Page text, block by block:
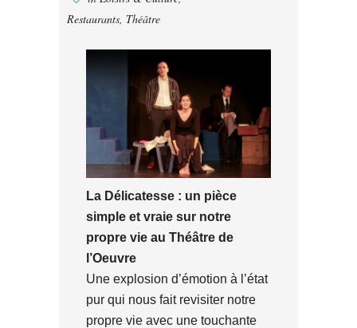
Restaurants, Théâtre
La Délicatesse : un pièce
simple et vraie sur notre
propre vie au Théâtre de
l’Oeuvre
Une explosion d’émotion à l’état
pur qui nous fait revisiter notre
propre vie avec une touchante